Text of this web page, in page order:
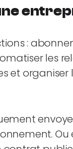
:
les
et